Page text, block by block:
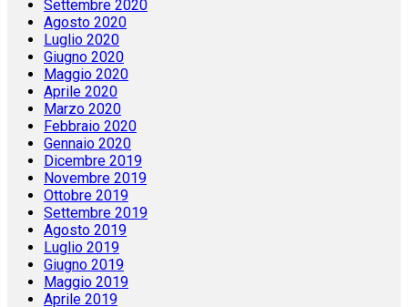
Settembre 2020
Agosto 2020
Luglio 2020
Giugno 2020
Maggio 2020
Aprile 2020
Marzo 2020
Febbraio 2020
Gennaio 2020
Dicembre 2019
Novembre 2019
Ottobre 2019
Settembre 2019
Agosto 2019
Luglio 2019
Giugno 2019
Maggio 2019
Aprile 2019